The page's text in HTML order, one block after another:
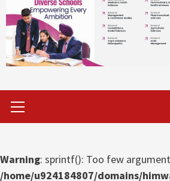
Menu
Warning: sprintf(): Too few
/home/u924184807/domains/